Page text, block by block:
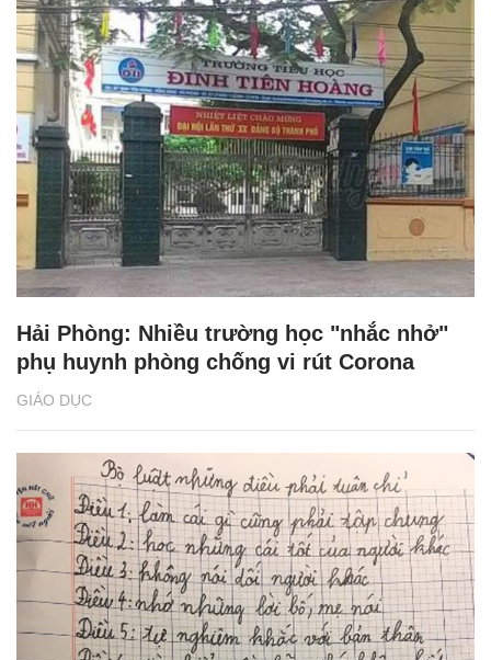
GIÁO DỤC
Hải Phòng: Nhiều trường học "nhắc nhở"
phụ huynh phòng chống vi rút Corona